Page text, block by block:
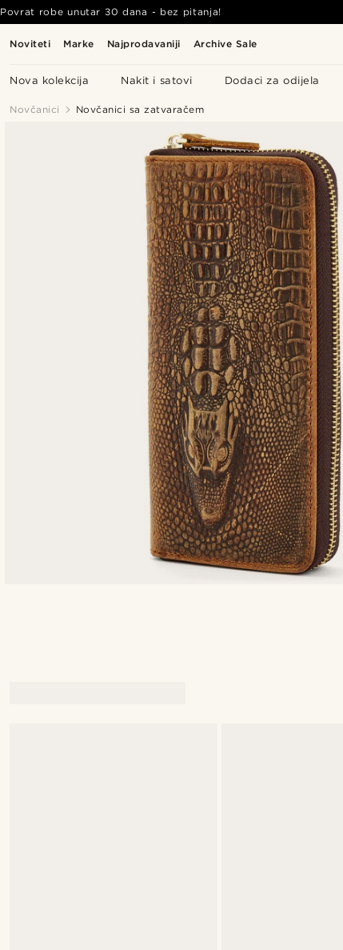
Noviteti Marke Najprodavaniji Archive Sale
Nova kolekcija Nakit i satovi Dodaci za odijela
Povrat robe unutar 30 dana - bez pitanja!
Novčanici Novčanici sa zatvaračem